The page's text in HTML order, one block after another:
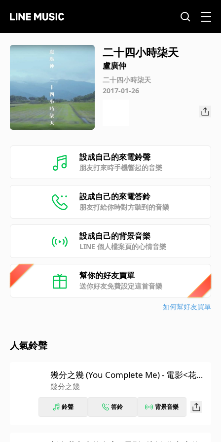
二十四小時柒天
盧廣仲
二十四小時柒天
2017-01-26
設成自己的來電鈴聲
朋友打來時手機響起的音樂
設成自己的來電答鈴
朋友打給你時對方聽到的音樂
設成自己的背景音樂
LINE 個人檔案頁的心情音樂
幫你的好友買單
送你好友免費設定這首音樂
如何幫好友買單
人氣鈴聲
幾分之幾 (You Complete Me) - 電影<花甲
大人轉男孩>主題曲
幾分之幾
鈴聲 答鈴 背景音樂